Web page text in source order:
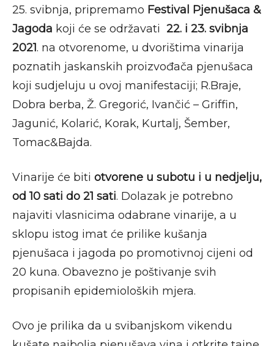
25. svibnja, pripremamo Festival Pjenušaca &
Jagoda koji će se održavati 22. i 23. svibnja
2021. na otvorenome, u dvorištima vinarija
poznatih jaskanskih proizvođača pjenušaca
koji sudjeluju u ovoj manifestaciji; R.Braje,
Dobra berba, Ž. Gregorić, Ivančić – Griffin,
Jagunić, Kolarić, Korak, Kurtalj, Šember,
Tomac&Bajda.
Vinarije će biti otvorene u subotu i u nedjelju,
od 10 sati do 21 sati. Dolazak je potrebno
najaviti vlasnicima odabrane vinarije, a u
sklopu istog imat će prilike kušanja
pjenušaca i jagoda po promotivnoj cijeni od
20 kuna. Obavezno je poštivanje svih
propisanih epidemioloških mjera.
Ovo je prilika da u svibanjskom vikendu